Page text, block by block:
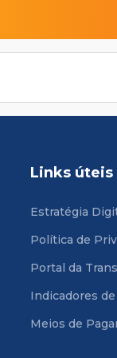
Links úteis
Estratégia
Política de
Portal da
Indicadores
Meios de